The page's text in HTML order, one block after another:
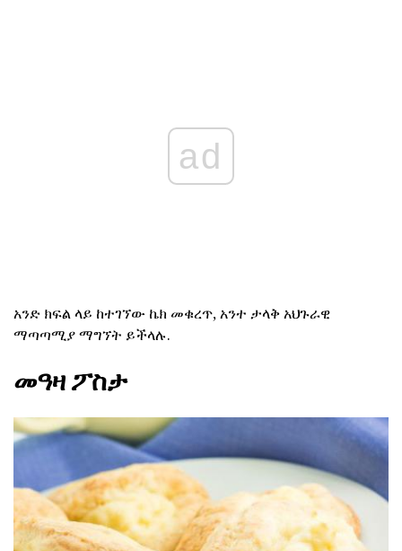
ad
አንድ ክፍል ላይ ከተገኘው ኬክ መቁረጥ, አንተ ታላቅ አህጉራዊ
ማጣጣሚያ ማግኘት ይችላሉ.
መዓዛ ፖስታ